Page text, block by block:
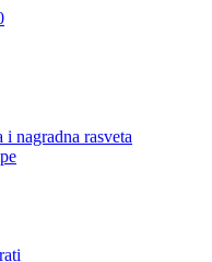
nagradna rasveta